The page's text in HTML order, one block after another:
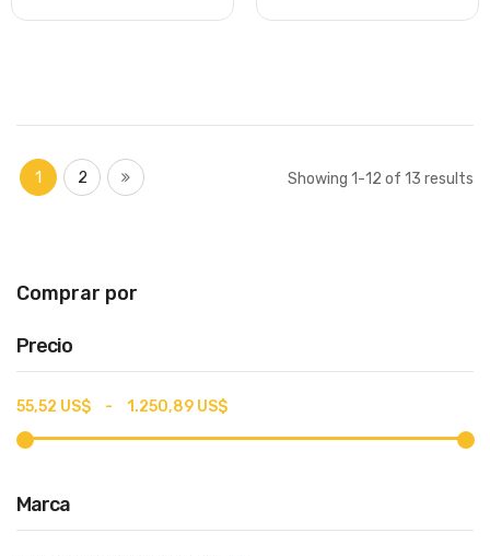
Comprar por
Precio
55,52 US$ - 1.250,89 US$
Marca
PáginaActualmente
estás
leyendo
1
Página
2
Página
Siguiente Showing 1-12 of 13 results